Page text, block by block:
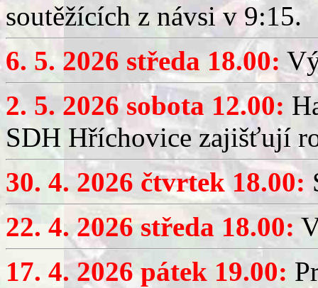
soutěžících z návsi v 9:15.
6. 5. 2026 středa 18.00:
2. 5. 2026 sobota 12.00:
SDH Hříchovice zajišťují
30. 4. 2026 čtvrtek 18.00:
22. 4. 2026 středa 18.00:
17. 4. 2026 pátek 19.00: